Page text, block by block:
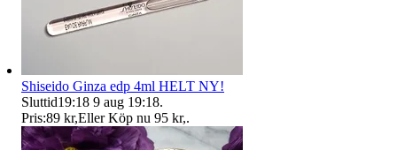
Shiseido Ginza edp 4ml HELT NY!
Sluttid19:18 9 aug 19:18.
Pris:89 kr,Eller Köp nu 95 kr,.